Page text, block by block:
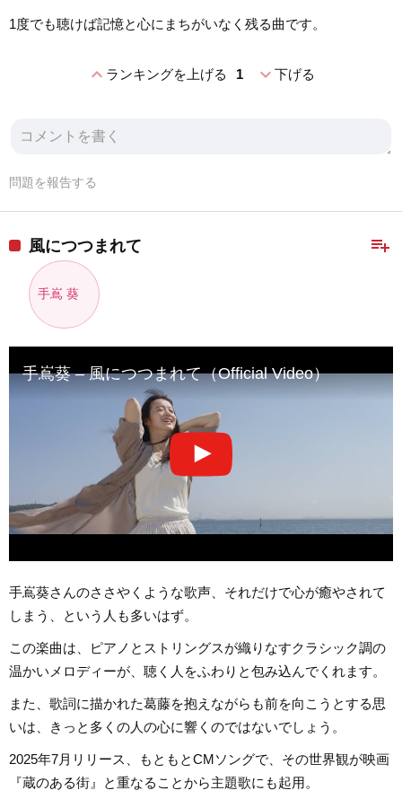
1度でも聴けば記憶と心にまちがいなく残る曲です。
expand_lessランキングを上げる 1 expand_more下げる
問題を報告する
playlist_add
風につつまれて
手嶌 葵
手嶌葵 – 風につつまれて（Official Video）
手嶌葵さんのささやくような歌声、それだけで心が癒やされて
しまう、という人も多いはず。
この楽曲は、ピアノとストリングスが織りなすクラシック調の
温かいメロディーが、聴く人をふわりと包み込んでくれます。
また、歌詞に描かれた葛藤を抱えながらも前を向こうとする思
いは、きっと多くの人の心に響くのではないでしょう。
2025年7月リリース、もともとCMソングで、その世界観が映画
『蔵のある街』と重なることから主題歌にも起用。